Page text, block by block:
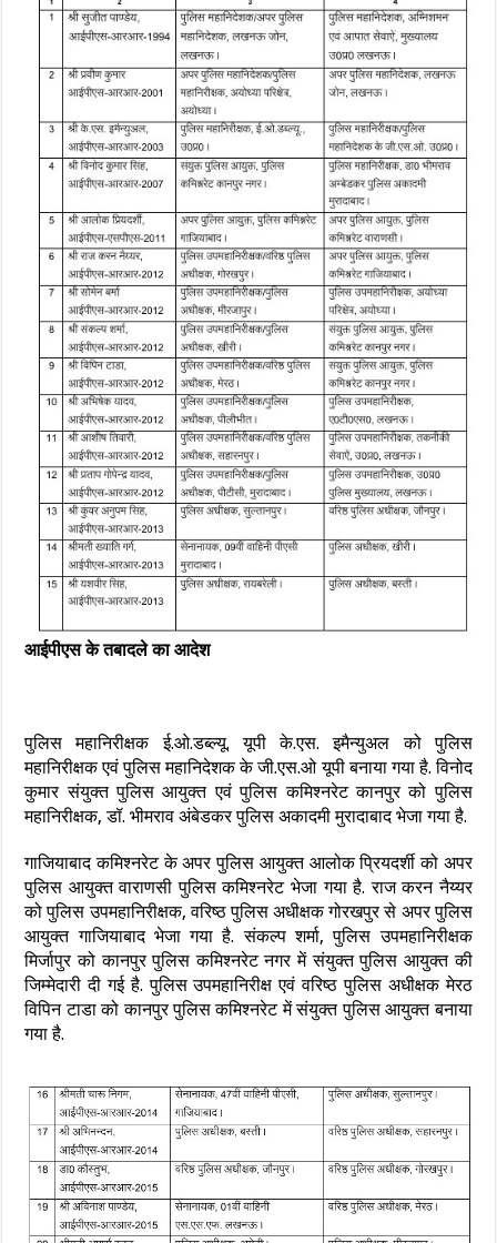
आईपीएस के तबादले का आदेश
पुलिस महानिरीक्षक ई.ओ.डब्ल्यू. यूपी के.एस. इमैन्युअल को पुलिस
महानिरीक्षक एवं पुलिस महानिदेशक के जी.एस.ओ यूपी बनाया गया है. विनोद
कुमार संयुक्त पुलिस आयुक्त एवं पुलिस कमिश्नरेट कानपुर को पुलिस
महानिरीक्षक, डॉ. भीमराव अंबेडकर पुलिस अकादमी मुरादाबाद भेजा गया है.
गाजियाबाद कमिश्नरेट के अपर पुलिस आयुक्त आलोक प्रियदर्शी को अपर
पुलिस आयुक्त वाराणसी पुलिस कमिश्नरेट भेजा गया है. राज करन नैय्यर
को पुलिस उपमहानिरीक्षक, वरिष्ठ पुलिस अधीक्षक गोरखपुर से अपर पुलिस
आयुक्त गाजियाबाद भेजा गया है. संकल्प शर्मा, पुलिस उपमहानिरीक्षक
मिर्जापुर को कानपुर पुलिस कमिश्नरेट नगर में संयुक्त पुलिस आयुक्त की
जिम्मेदारी दी गई है. पुलिस उपमहानिरीक्ष एवं वरिष्ठ पुलिस अधीक्षक मेरठ
विपिन टाडा को कानपुर पुलिस कमिश्नरेट में संयुक्त पुलिस आयुक्त बनाया
गया है.